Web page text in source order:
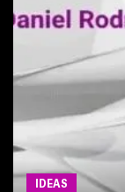
IDEAS